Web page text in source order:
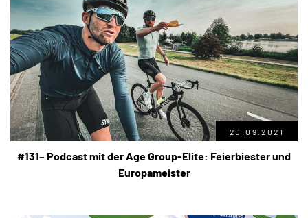
20.09.2021
#131– Podcast mit der Age Group-Elite: Feierbiester und
Europameister